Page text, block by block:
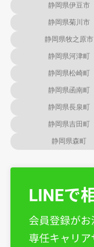
静岡県伊豆市
静岡県菊川市
静岡県牧之原市
静岡県河津町
静岡県松崎町
静岡県函南町
静岡県長泉町
静岡県吉田町
静岡県森町